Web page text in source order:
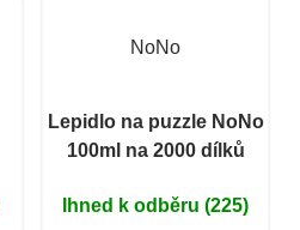
NoNo
Lepidlo na puzzle NoNo
100ml na 2000 dílků
Ihned k odběru (225)